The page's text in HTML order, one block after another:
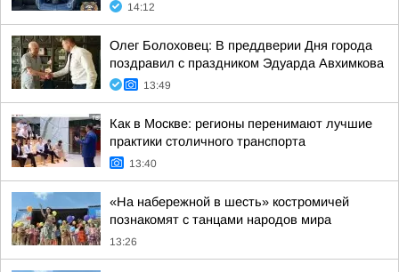
14:12
Олег Болоховец: В преддверии Дня города
поздравил с праздником Эдуарда Авхимкова
13:49
Как в Москве: регионы перенимают лучшие
практики столичного транспорта
13:40
«На набережной в шесть» костромичей
познакомят с танцами народов мира
13:26